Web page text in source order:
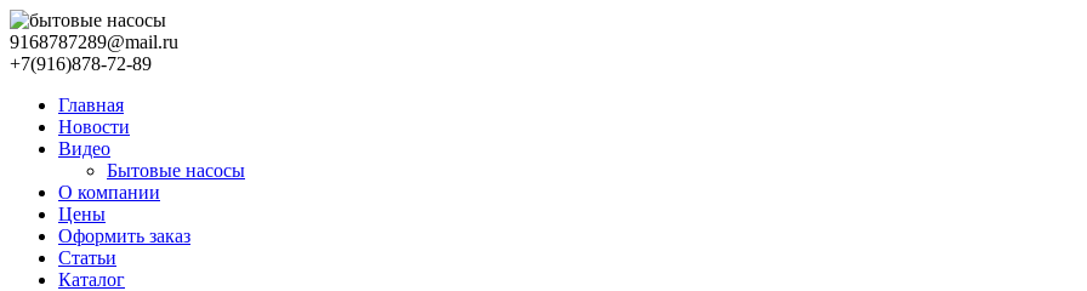
9168787289@mail.ru
+7(916)878-72-89
Главная
Новости
Видео
Бытовые насосы
О компании
Цены
Оформить заказ
Статьи
Каталог